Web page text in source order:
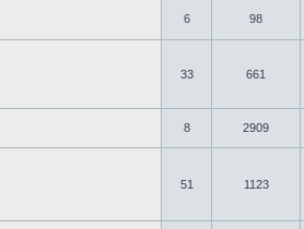
6 98
33 661
8 2909
51 1123